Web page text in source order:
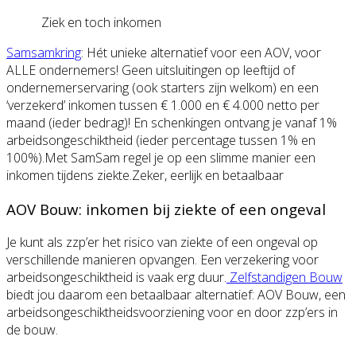
Ziek en toch inkomen
Samsamkring: Hét unieke alternatief voor een AOV, voor
ALLE ondernemers! Geen uitsluitingen op leeftijd of
ondernemerservaring (ook starters zijn welkom) en een
‘verzekerd’ inkomen tussen € 1.000 en € 4.000 netto per
maand (ieder bedrag)! En schenkingen ontvang je vanaf 1%
arbeidsongeschiktheid (ieder percentage tussen 1% en
100%).Met SamSam regel je op een slimme manier een
inkomen tijdens ziekte.Zeker, eerlijk en betaalbaar
AOV Bouw: inkomen bij ziekte of een ongeval
Je kunt als zzp’er het risico van ziekte of een ongeval op
verschillende manieren opvangen. Een verzekering voor
arbeidsongeschiktheid is vaak erg duur. Zelfstandigen Bouw
biedt jou daarom een betaalbaar alternatief: AOV Bouw, een
arbeidsongeschiktheidsvoorziening voor en door zzp’ers in
de bouw.